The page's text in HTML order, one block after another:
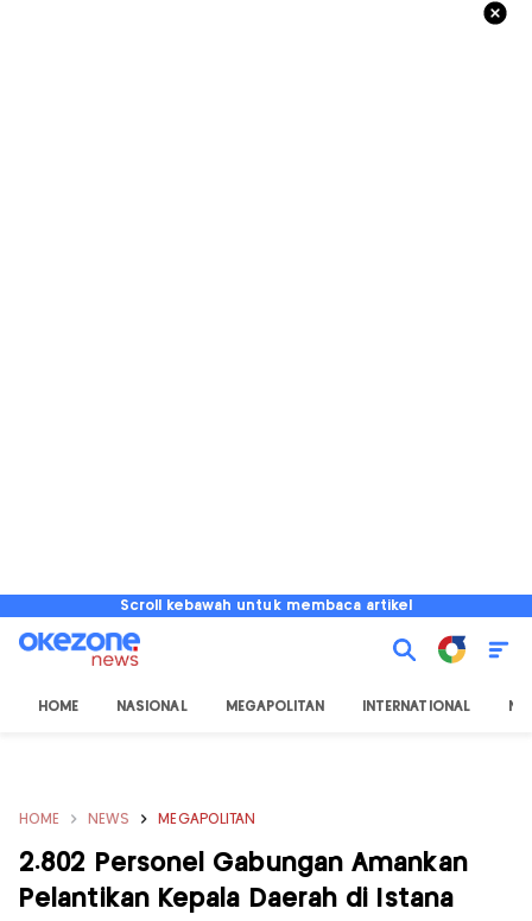
Scroll kebawah untuk membaca artikel
HOME NASIONAL MEGAPOLITAN INTERNATIONAL
HOME NEWS MEGAPOLITAN
2.802 Personel Gabungan Amankan
Pelantikan Kepala Daerah di Istana